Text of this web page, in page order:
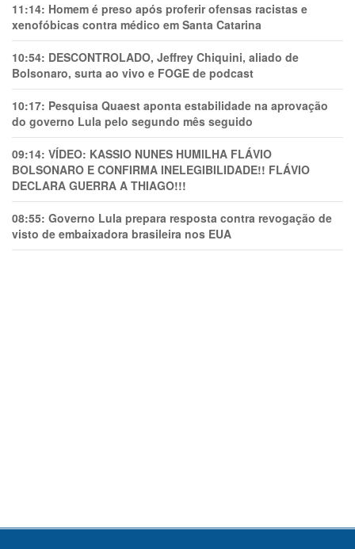
11:14: Homem é preso após proferir ofensas racistas e
xenofóbicas contra médico em Santa Catarina
10:54: DESCONTROLADO, Jeffrey Chiquini, aliado de
Bolsonaro, surta ao vivo e FOGE de podcast
10:17: Pesquisa Quaest aponta estabilidade na aprovação
do governo Lula pelo segundo mês seguido
09:14: VÍDEO: KASSIO NUNES HUMlLHA FLÁVIO
BOLSONARO E CONFIRMA INELEGIBILIDADE!! FLÁVIO
DECLARA GUERRA A THIAGO!!!
08:55: Governo Lula prepara resposta contra revogação de
visto de embaixadora brasileira nos EUA